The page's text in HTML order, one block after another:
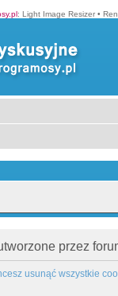
: Light Image Resizer •
przez
usunąć wszystkie